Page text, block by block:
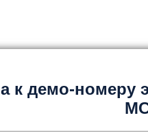
к демо-номеру